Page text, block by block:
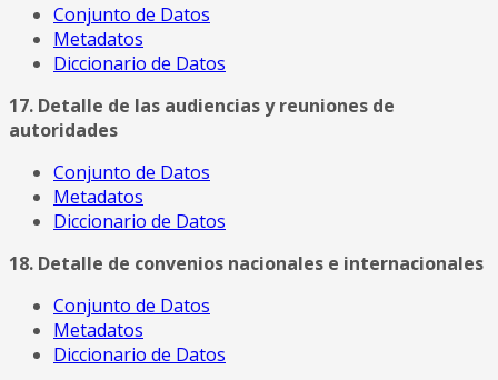
Conjunto de Datos
Metadatos
Diccionario de Datos
17. Detalle de las audiencias y reuniones de
autoridades
Conjunto de Datos
Metadatos
Diccionario de Datos
18. Detalle de convenios nacionales e internacionales
Conjunto de Datos
Metadatos
Diccionario de Datos